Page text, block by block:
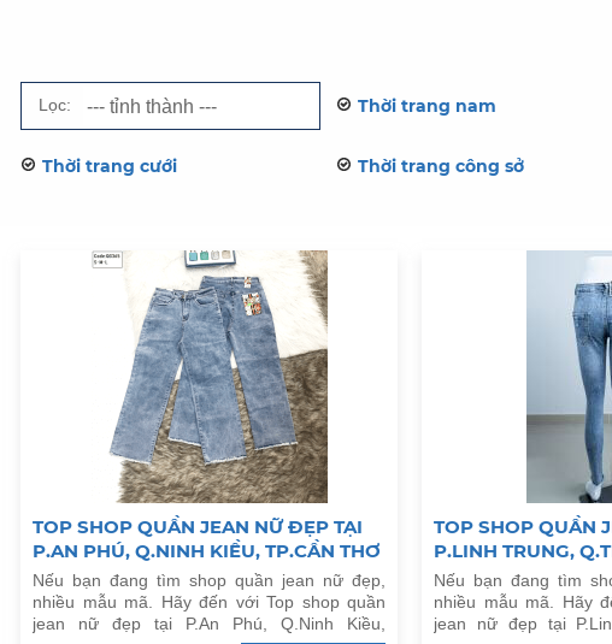
Lọc: Thời trang nam
Thời trang cưới Thời trang công sở
TOP SHOP QUẦN JEAN NỮ ĐẸP TẠI
P.AN PHÚ, Q.NINH KIỀU, TP.CẦN THƠ
Nếu bạn đang tìm shop quần jean nữ đẹp,
nhiều mẫu mã. Hãy đến với Top shop quần
jean nữ đẹp tại P.An Phú, Q.Ninh Kiều,
TOP SHOP QUẦN
P.LINH TRUNG,
Nếu bạn đang tìm
nhiều mẫu mã. Hãy
jean nữ đẹp tại